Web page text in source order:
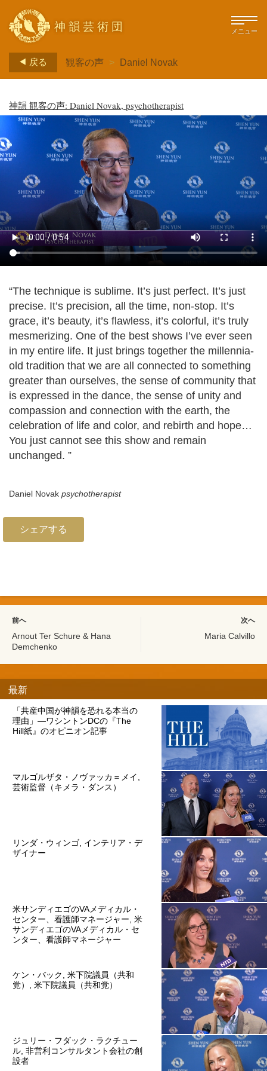
神韻芸術団 メニュー
戻る 観客の声 > Daniel Novak
神韻 観客の声: Daniel Novak, psychotherapist
“The technique is sublime. It’s just perfect. It’s just
precise. It’s precision, all the time, non-stop. It’s
grace, it’s beauty, it’s flawless, it’s colorful, it’s truly
mesmerizing. One of the best shows I’ve ever seen
in my entire life. It just brings together the millennia-
old tradition that we are all connected to something
greater than ourselves, the sense of community that
is expressed in the dance, the sense of unity and
compassion and connection with the earth, the
celebration of life and color, and rebirth and hope…
You just cannot see this show and remain
unchanged. ”
Daniel Novak psychotherapist
シェアする
前へ
Arnout Ter Schure & Hana
Demchenko
次へ
Maria Calvillo
最新
「共産中国が神韻を恐れる本当の
理由」―ワシントンDCの『The
Hill紙』のオピニオン記事
マルゴルザタ・ノヴァッカ＝メイ,
芸術監督（キメラ・ダンス）
リンダ・ウィンゴ, インテリア・デ
ザイナー
米サンディエゴのVAメディカル・
センター、看護師マネージャー, 米
サンディエゴのVAメディカル・セ
ンター、看護師マネージャー
ケン・バック, 米下院議員（共和
党）, 米下院議員（共和党）
ジュリー・フダック・ラクチュー
ル, 非営利コンサルタント会社の創
設者